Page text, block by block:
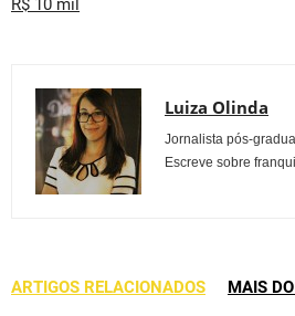
R$ 10 mil
Luiza Olinda
Jornalista pós-
Escreve sobre
ARTIGOS RELACIONADOS MAIS